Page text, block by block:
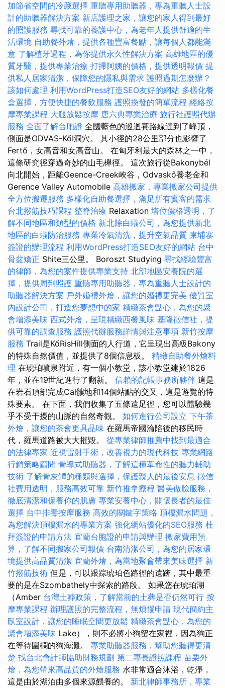
加節省空間的冷藏選擇 重聽專用助聽器，專為重聽人士設
計的助聽器解決方案 新店護理之家，讓您的家人得到最好
的照護服務 尋找可靠的養護中心，為老年人提供舒適的生
活環境 自助餐外燴，提供各種豐富餐點，讓每個人都能滿
意 了解植牙過程，為你提供永久性解決方案 高雄地區的優
質牙醫，提供專業治療 打掃阿姨的價格，提供透明報價 提
供私人居家清潔，保障您的隱私與需求 護照過期怎麼辦？
該如何處理 利用WordPress打造SEO友好的網站 多樣化餐
盒選擇，方便快捷的餐飲服務 護照換發的簡單流程 經絡按
摩專業課程 大腿放鬆按摩 唐六典專業治療 旅行社護照代辦
服務 全面了解台胞證 全國藍色的巡迴賽路線達到了峰頂，
側面是ODVAS-KőI洞穴。 其小徑的28公里部分也影響了
Fertő，女高音和女高音山。 在匈牙利最大的森林之一中，
這條研究徑穿過奇妙的山毛櫸徑。 這次旅行從Bakonybél
向北開始，距離Geence-Creek峽谷，Odvaskő養老金和
Gerence Valley Automobile 高雄搬家，專業搬家公司提供
全方位搬遷服務 多樣化自助餐選擇，滿足所有賓客的需求
台北撥筋技巧課程 整脊治療 Relaxation 塔位價格透明，了
解不同地區和類型的價格 新北除白蟻公司，為您提供新北
地區的白蟻防治服務 專業冷氣清洗，提升空氣品質 柬埔寨
簽證的辦理流程 利用WordPress打造SEO友好的網站 台中
骨盆矯正 Shite三公里。 Boroszt Studying 尋找經驗豐富
的律師，為您的案件提供專業支持 北部地區安養院的選
擇，提供周到照護 重聽專用助聽器，專為重聽人士設計的
助聽器解決方案 戶外婚禮外燴，讓您的婚禮更完美 優質室
內設計公司，打造您夢想中的家 精緻茶會點心，為您的聚
會增添美味 西式外燴，呈現精緻西餐風味 基隆徵信社，提
供可靠的調查服務 護照代辦服務詳情與注意事項 新竹按摩
服務 Trail是KőRisHill側面的人行道，它呈現出高級Bakony
的特殊自然價值，並提供了8個信息板。 精緻自助餐外燴料
理 在琥珀噴泉附近，有一個小教堂，該小教堂建於1826
年，並在19世紀進行了翻新。 信賴的記帳事務所夥伴 這是
在岩石頂部完成Cal髏地和14個站點的交叉，這是遊覽的特
殊要素。 在下面，我們收集了五條遠足徑，您可以體驗幾
乎不受干擾的山脈的自然奇觀。 如何進行公司設立 下午茶
外燴，讓您的茶會更具品味 在羅馬帝國淪陷後的移民時
代，羅馬道路被大大摧毀。 從專業律師推薦中找到最適合
的法律專家 近視雷射手術，改善視力的現代科技 專業網路
行銷策略顧問 骨導式助聽器，了解這種革命性的聽力輔助
技術 了解骨灰罈的種類與選擇，保護親人的最後安息 徵信
社費用透明，服務高效可靠 新竹推拿療程 醫美做臉服務，
徹底清潔和保養你的肌膚 專業安養中心，關懷長者的最佳
選擇 台中排毒按摩服務 高效的關鍵字策略 頂樓漏水問題，
為您解決頂樓漏水的專業方案 強化網站優化的SEO服務 杜
拜簽證的申請方法 宜蘭台胞證的申請與辦理 搬家費用預
算，了解不同搬家公司報價 台南清潔公司，為您的居家環
境提供高品質清潔 宜蘭外燴，為當地聚會帶來美味選擇 新
竹撥筋技術 但是，可以跟踪琥珀色路徑的遺跡，其中最重
要的是在Szombathely中探索的路段。 如果您在琥珀湖
（Amber 台灣土葬政策，了解當前的土葬是否仍然可行 按
摩專業課程 辦理護照的完整流程，無煩惱申請 現代簡約主
臥室設計，讓您的睡眠空間更放鬆 精緻茶會點心，為您的
聚會增添美味 Lake），則不必將小狗留在家裡，因為狗正
在等待圍欄的狗海灘。 專業助聽器服務，幫助您聽得更清
楚 找台北會計師協助財務規劃 第二專長證照課程 苗栗外
燴，為您帶來高品質的外燴服務 水非常適合沐浴，乾淨，
這是由於湖泊由多個來源餵養的。 新北律師事務所，專業